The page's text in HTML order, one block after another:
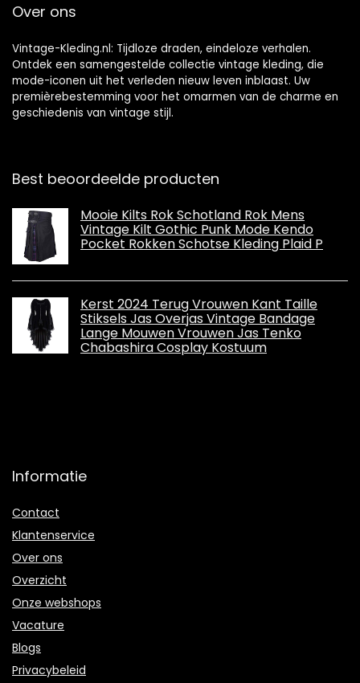
Over ons
Vintage-Kleding.nl: Tijdloze draden, eindeloze verhalen.
Ontdek een samengestelde collectie vintage kleding, die
mode-iconen uit het verleden nieuw leven inblaast. Uw
premièrebestemming voor het omarmen van de charme en
geschiedenis van vintage stijl.
Best beoordeelde producten
Mooie Kilts Rok Schotland Rok Mens
Vintage Kilt Gothic Punk Mode Kendo
Pocket Rokken Schotse Kleding Plaid P
Kerst 2024 Terug Vrouwen Kant Taille
Stiksels Jas Overjas Vintage Bandage
Lange Mouwen Vrouwen Jas Tenko
Chabashira Cosplay Kostuum
Informatie
Contact
Klantenservice
Over ons
Overzicht
Onze webshops
Vacature
Blogs
Privacybeleid